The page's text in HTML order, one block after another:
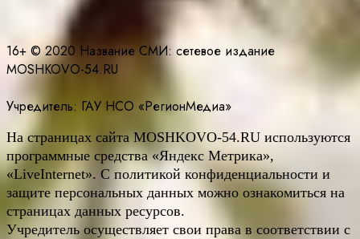
16+ © 2020 Название СМИ: cетевое издание
MOSHKOVO-54.RU
Учредитель: ГАУ НСО «РегионМедиа»
На страницах сайтаMOSHKOVO-54.RU используются
программные средства «Яндекс Метрика»,
«LiveInternet». С политикой конфиденциальности и
защите персональных данных можно ознакомиться на
страницах данных ресурсов.
Учредитель осуществляет свои права в соответствии с